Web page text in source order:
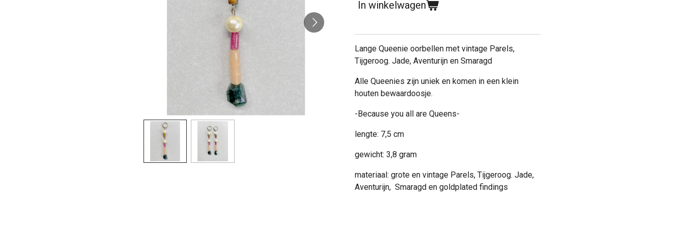
In winkelwagen
Lange Queenie oorbellen met vintage Parels,
Tijgeroog. Jade, Aventurijn en Smaragd
Alle Queenies zijn uniek en komen in een klein
houten bewaardoosje.
-Because you all are Queens-
lengte: 7,5 cm
gewicht: 3,8 gram
materiaal: grote en vintage Parels, Tijgeroog. Jade,
Aventurijn, Smaragd en goldplated findings